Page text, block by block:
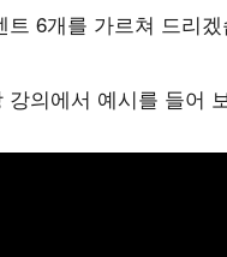
트 6개를 가르쳐 드리
강의에서 예시를 들어